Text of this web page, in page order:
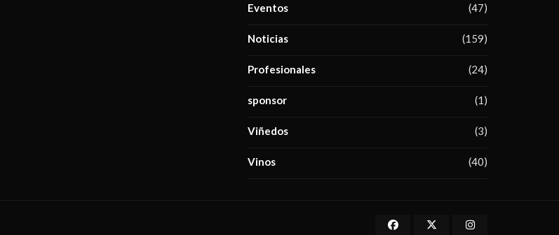
Eventos (47)
Noticias (159)
Profesionales (24)
sponsor (1)
Viñedos (3)
Vinos (40)